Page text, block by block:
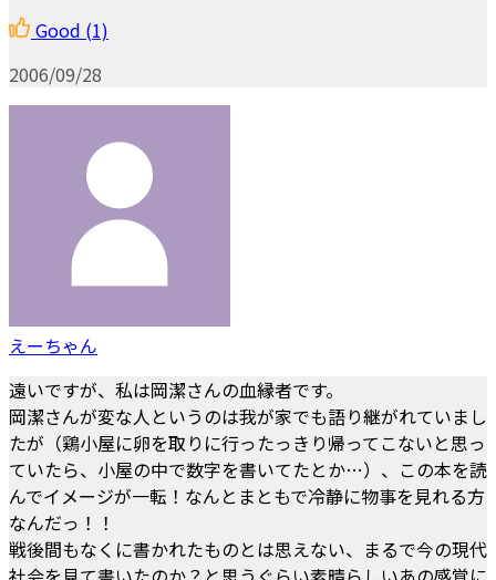
Good (1)
2006/09/28
えーちゃん
遠いですが、私は岡潔さんの血縁者です。
岡潔さんが変な人というのは我が家でも語り継がれていまし
たが（鶏小屋に卵を取りに行ったっきり帰ってこないと思っ
ていたら、小屋の中で数字を書いてたとか…）、この本を読
んでイメージが一転！なんとまともで冷静に物事を見れる方
なんだっ！！
戦後間もなくに書かれたものとは思えない、まるで今の現代